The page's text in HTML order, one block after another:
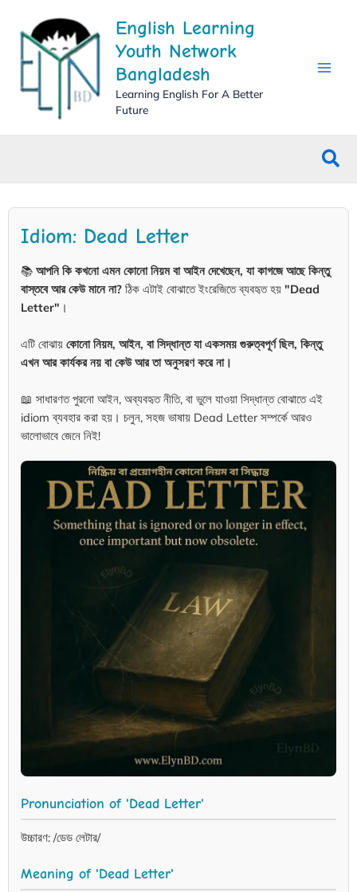
content
English Learning
Youth Network
Bangladesh
Learning English For A Better
Future
Idiom: Dead Letter
📚 আপনি কি কখনো এমন কোনো নিয়ম বা আইন দেখেছেন, যা কাগজে আছে কিন্তু
বাস্তবে আর কেউ মানে না? ঠিক এটাই বোঝাতে ইংরেজিতে ব্যবহৃত হয় "Dead
Letter" ।
এটি বোঝায় কোনো নিয়ম, আইন, বা সিদ্ধান্ত যা একসময় গুরুত্বপূর্ণ ছিল, কিন্তু
এখন আর কার্যকর নয় বা কেউ আর তা অনুসরণ করে না।
📖 সাধারণত পুরনো আইন, অব্যবহৃত নীতি, বা ভুলে যাওয়া সিদ্ধান্ত বোঝাতে এই
idiom ব্যবহার করা হয়। চলুন, সহজ ভাষায় Dead Letter সম্পর্কে আরও
ভালোভাবে জেনে নিই!
Pronunciation of 'Dead Letter'
উচ্চারণ: /ডেড লেটার/
Meaning of 'Dead Letter'